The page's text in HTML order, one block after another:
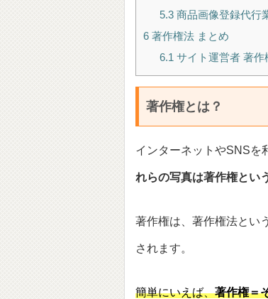
5.3商品画像登録代行
6 著作権法 まとめ
6.1 サイト運営者 著
著作権とは？
インターネットやSNSを
れらの写真は著作権とい
著作権は、著作権法とい
されます。
簡単にいえば、著作権＝